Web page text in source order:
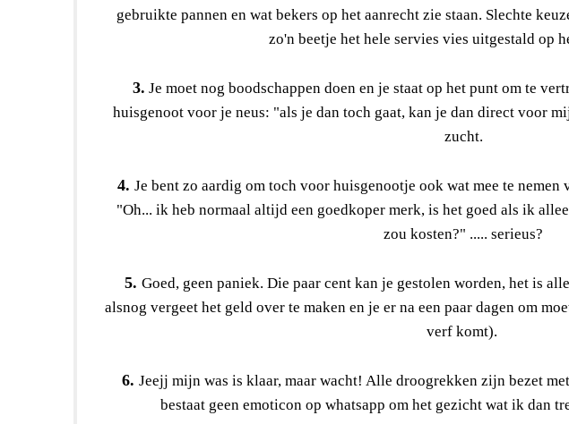
gebruikte pannen en wat bekers op het aanrecht zie staan. Slechte
zo'n beetje het hele servies vies uitgestald op
3. Je moet nog boodschappen doen en je staat op het punt om te
huisgenoot voor je neus: "als je dan toch gaat, kan je dan direct voor
zucht.
4. Je bent zo aardig om toch voor huisgenootje ook wat mee te nemen
"Oh... ik heb normaal altijd een goedkoper merk, is het goed als ik
zou kosten?" ..... serieus?
5. Goed, geen paniek. Die paar cent kan je gestolen worden, het is
alsnog vergeet het geld over te maken en je er na een paar dagen om
verf komt).
6. Jeejj mijn was is klaar, maar wacht! Alle droogrekken zijn bezet
bestaat geen emoticon op whatsapp om het gezicht wat ik dan